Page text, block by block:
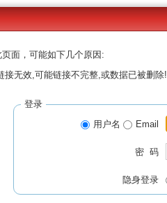
面，可能如下几个原因:
无效,可能链接不完整,或数据已被删除!
登录
用户名
Email
密 码
隐身登录